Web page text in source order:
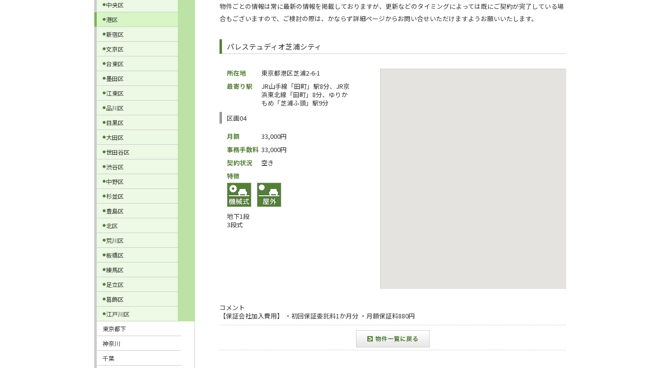
物件ごとの情報は常に最新の情報を掲載しておりますが、更新などのタイミングによっては既にご契約が完了している場
合もございますので、ご検討の際は、かならず詳細ページからお問い合せいただけますようお願いいたします。
パレステュディオ芝浦シティ
所在地
東京都港区芝浦2-6-1
最寄り駅
JR山手線「田町」駅8分、JR京
浜東北線「田町」8分、ゆりか
もめ「芝浦ふ頭」駅9分
区画04
月額
33,000円
事務手数料 33,000円
契約状況
空き
特徴
地下1段
3段式
コメント
【保証会社加入費用】 ・初回保証委託料1か月分 ・月額保証料880円
中央区
港区
新宿区
文京区
台東区
墨田区
江東区
品川区
目黒区
大田区
世田谷区
渋谷区
中野区
杉並区
豊島区
北区
荒川区
板橋区
練馬区
足立区
葛飾区
江戸川区
東京都下
神奈川
千葉